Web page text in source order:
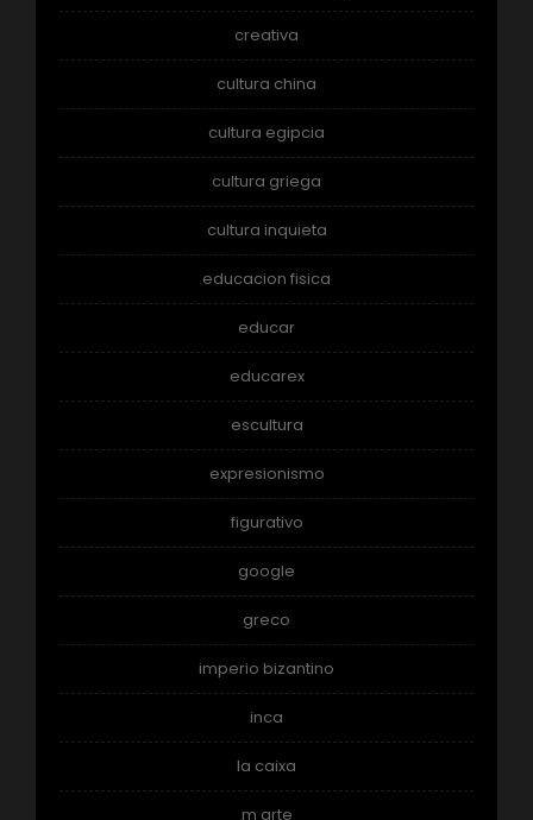
creativa
cultura china
cultura egipcia
cultura griega
cultura inquieta
educacion fisica
educar
educarex
escultura
expresionismo
figurativo
google
greco
imperio bizantino
inca
la caixa
m arte